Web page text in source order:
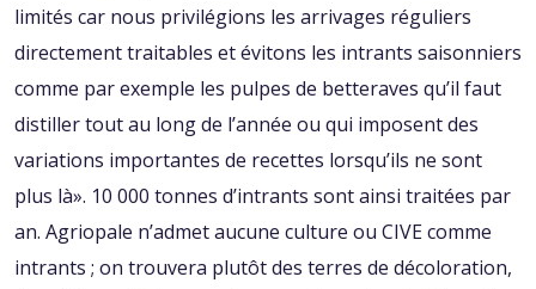
limités car nous privilégions les arrivages réguliers
directement traitables et évitons les intrants saisonniers
comme par exemple les pulpes de betteraves qu’il faut
distiller tout au long de l’année ou qui imposent des
variations importantes de recettes lorsqu’ils ne sont
plus là». 10 000 tonnes d’intrants sont ainsi traitées par
an. Agriopale n’admet aucune culture ou CIVE comme
intrants ; on trouvera plutôt des terres de décoloration,